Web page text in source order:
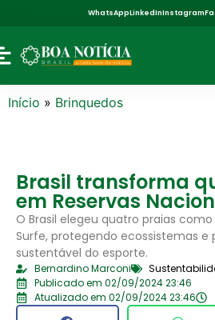
WhatsAppLinkedInInstagram
Início » Brinquedos
Brasil transforma
em Reservas
O Brasil elegeu quatro praias como
Surfe, protegendo ecossistemas
sustentável do esporte.
Bernardino Marconi
Publicado em 02/09/2024 23:46
Atualizado em 02/09/2024 23:46